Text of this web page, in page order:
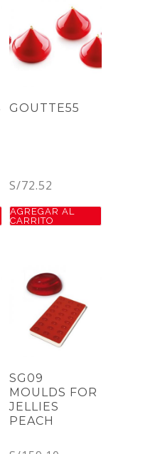
GOUTTE55
S/72.52
AGREGAR AL
CARRITO
SG09
MOULDS FOR
JELLIES
PEACH